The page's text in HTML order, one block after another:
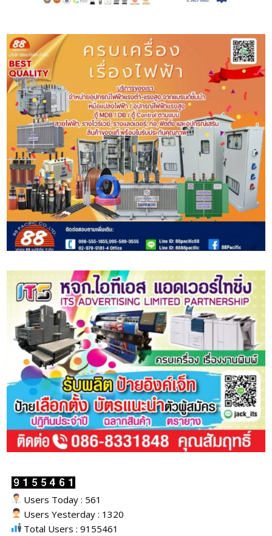
Users Today : 561
Users Yesterday : 1320
Total Users : 9155461